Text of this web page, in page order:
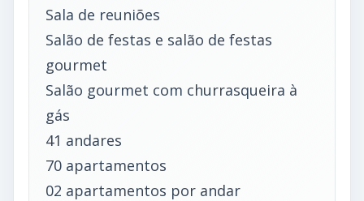
Sala de reuniões
Salão de festas e salão de festas
gourmet
Salão gourmet com churrasqueira à
gás
41 andares
70 apartamentos
02 apartamentos por andar